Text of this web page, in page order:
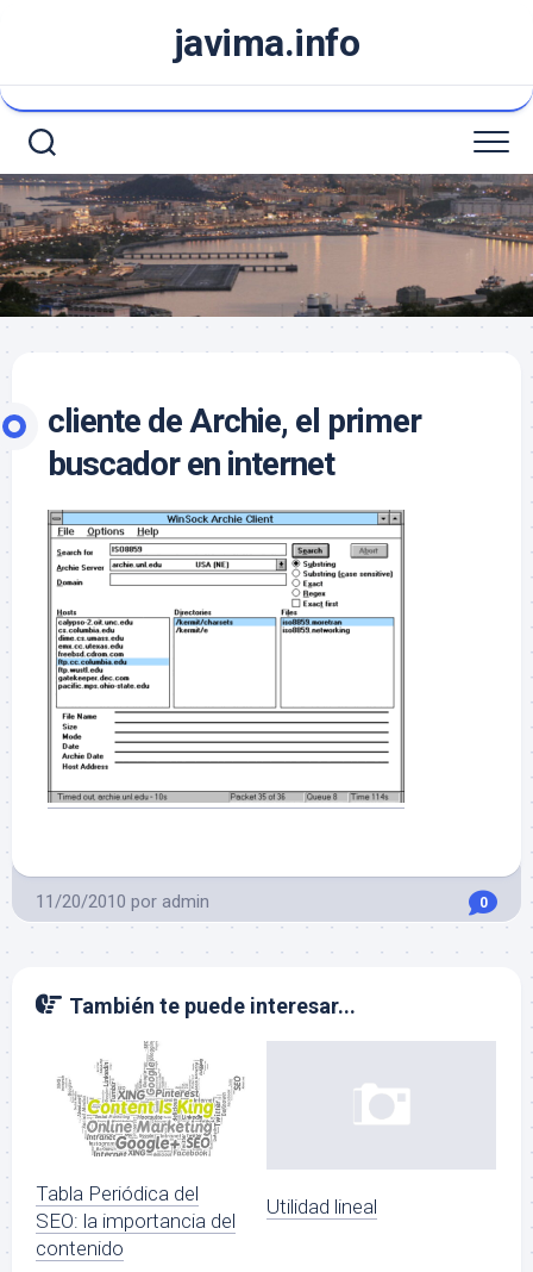
javima.info
cliente de Archie, el primer
buscador en internet
11/20/2010 por admin 0
También te puede interesar...
Tabla Periódica del
SEO: la importancia del
contenido
Utilidad lineal